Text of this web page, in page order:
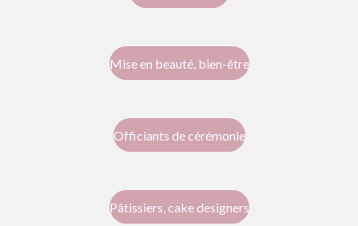
Mise en beauté, bien-être
Officiants de cérémonie
Pâtissiers, cake designers